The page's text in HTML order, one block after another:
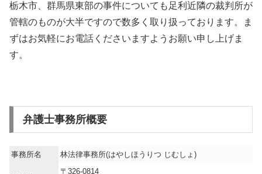
栃木市、群馬県東部の事件についても足利近隣の裁判所が
管轄のものが大半ですので数多く取り扱っております。ま
ずはお気軽にお電話くださいますようお願い申し上げま
す。
弁護士事務所概要
事務所名 林法律事務所(はやしほうりつ じむしょ)
〒326-0814